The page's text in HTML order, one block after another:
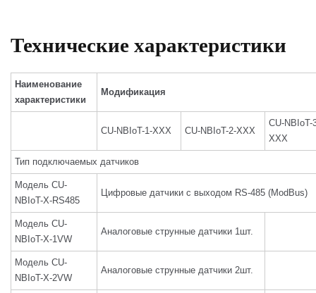
Технические характеристики
Наименование
характеристики
Модификация
CU-NBIoT-1-XXX CU-NBIoT-2-XXX
CU-NBIoT-
XXX
Тип подключаемых датчиков
Модель CU-
NBIoT-X-RS485
Цифровые датчики с выходом RS-485 (ModBus)
Модель CU-
NBIoT-X-1VW
Аналоговые струнные датчики 1шт.
Модель CU-
NBIoT-X-2VW
Аналоговые струнные датчики 2шт.